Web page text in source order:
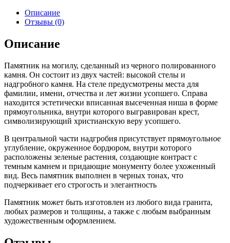
Описание
Отзывы (0)
Описание
Памятник на могилу, сделанный из черного полированного
камня. Он состоит из двух частей: высокой стелы и
надгробного камня. На стеле предусмотрены места для
фамилии, имени, отчества и лет жизни усопшего. Справа
находится эстетически вписанная высеченная ниша в форме
прямоугольника, внутри которого выгравирован крест,
символизирующий христианскую веру усопшего.
В центральной части надгробия присутствует прямоугольное
углубление, окруженное бордюром, внутри которого
расположены зеленые растения, создающие контраст с
темным камнем и придающие монументу более ухоженный
вид. Весь памятник выполнен в черных тонах, что
подчеркивает его строгость и элегантность
Памятник может быть изготовлен из любого вида гранита,
любых размеров и толщины, а также с любым выбранным
художественным оформлением.